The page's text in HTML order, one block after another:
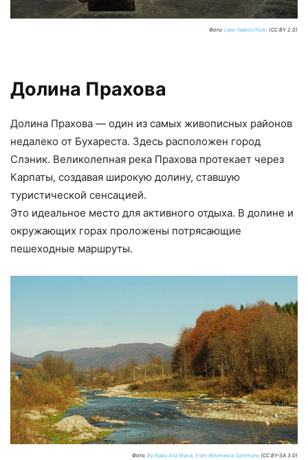
Фото: Leon Yaakov/flickr (CC BY 2.0)
Долина Прахова
Долина Прахова — один из самых живописных районов
недалеко от Бухареста. Здесь расположен город
Слэник. Великолепная река Прахова протекает через
Карпаты, создавая широкую долину, ставшую
туристической сенсацией.
Это идеальное место для активного отдыха. В долине и
окружающих горах проложены потрясающие
пешеходные маршруты.
Фото: By Radu Ana Maria, from Wikimedia Commons (CC BY-SA 3.0)